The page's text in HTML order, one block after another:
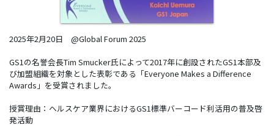
2025年2月20日 @Global Forum 2025
GS1の名誉会長Tim Smucker氏によって2017年に創設されたGS1本部及
び加盟組織を対象とした表彰である「Everyone Makes a Difference
Awards」を受賞されました。
授賞理由：ヘルスケア業界におけるGS1標準バーコード利活用の普及啓
発活動